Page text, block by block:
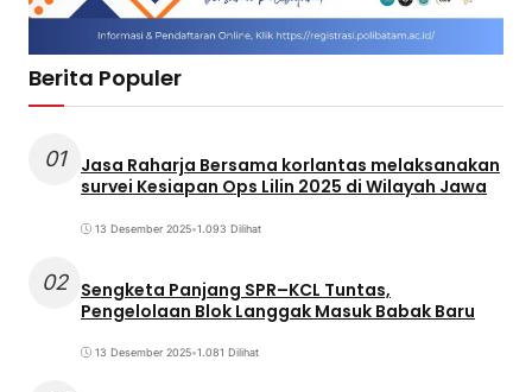
Berita Populer
01
Jasa Raharja Bersama korlantas melaksanakan
survei Kesiapan Ops Lilin 2025 di Wilayah Jawa
13 Desember 2025•1.093 Dilihat
02 Sengketa Panjang SPR–KCL Tuntas,
Pengelolaan Blok Langgak Masuk Babak Baru
13 Desember 2025•1.081 Dilihat